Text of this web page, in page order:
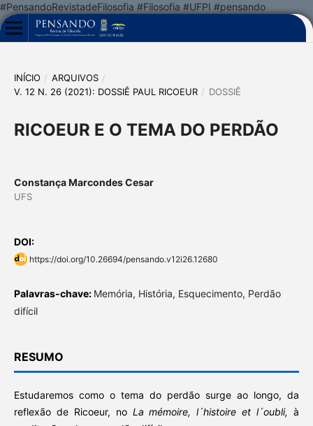
#PensandoRevistadeFilosofia #Filosofia #UFPI #pensando
INÍCIO / ARQUIVOS /
V. 12 N. 26 (2021): DOSSIÊ PAUL RICOEUR / DOSSIÊ
RICOEUR E O TEMA DO PERDÃO
Constança Marcondes Cesar
UFS
DOI:
https://doi.org/10.26694/pensando.v12i26.12680
Palavras-chave: Memória, História, Esquecimento, Perdão
difícil
RESUMO
Estudaremos como o tema do perdão surge ao longo, da
reflexão de Ricoeur, no La mémoire, l´histoire et l´oubli,à